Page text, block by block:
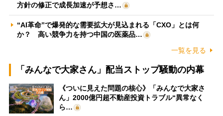
方針の修正で成長加速が予想さ…
“AI革命”で爆発的な需要拡大が見込まれる「CXO」とは何
か？ 高い競争力を持つ中国の医薬品…
一覧を見る
「みんなで大家さん」配当ストップ騒動の内幕
《ついに見えた問題の核心》「みんなで大家さ
ん」2000億円超不動産投資トラブル“異常なく
ら…